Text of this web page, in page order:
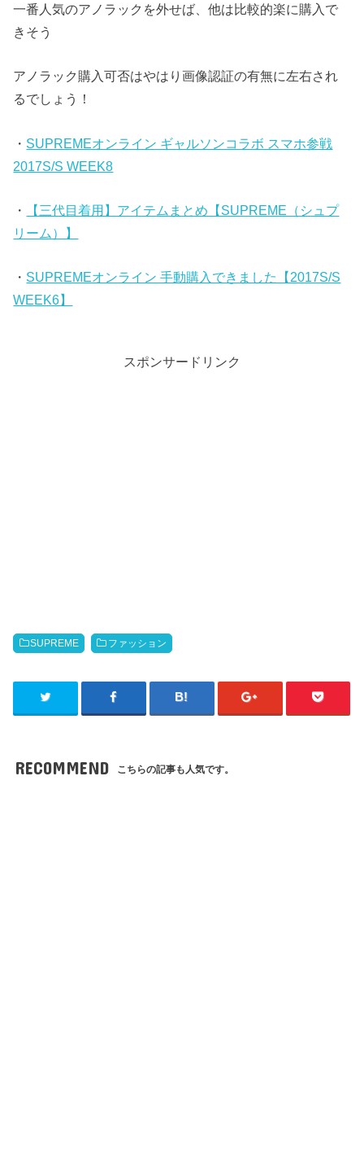
一番人気のアノラックを外せば、他は比較的楽に購入で
きそう
アノラック購入可否はやはり画像認証の有無に左右され
るでしょう！
・ SUPREMEオンライン ギャルソンコラボ スマホ参戦
2017S/S WEEK8
・
【三代目着用】アイテムまとめ【SUPREME（シュプ
リーム）】
・ SUPREMEオンライン 手動購入できました【2017S/S
WEEK6】
スポンサードリンク
SUPREME ファッション
RECOMMEND こちらの記事も人気です。